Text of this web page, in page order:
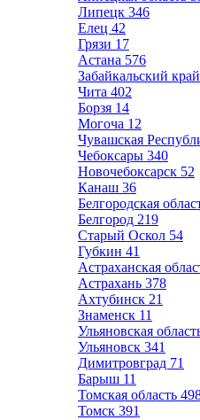
Липецк 346
Елец 42
Грязи 17
Астана 576
Забайкальский край
Чита 402
Борзя 14
Могоча 12
Чувашская
Чебоксары 340
Новочебоксарск 52
Канаш 36
Белгородская
Белгород 219
Старый Оскол 54
Губкин 41
Астраханская
Астрахань 378
Ахтубинск 21
Знаменск 11
Ульяновская
Ульяновск 341
Димитровград 71
Барыш 11
Томская область
Томск 391